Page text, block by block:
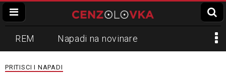
REM Napadi na novinare
Zvučni top
PRITISCI I NAPADI